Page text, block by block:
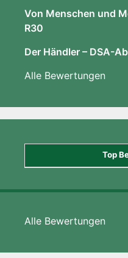
Von Menschen und
R30
Der Händler – DSA-
Alle Bewertungen
Top
Alle Bewertungen